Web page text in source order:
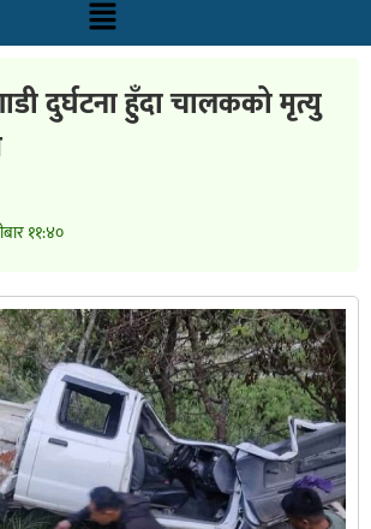
दुर्घटना हुँदा चालकको मृत्यु
११:४०